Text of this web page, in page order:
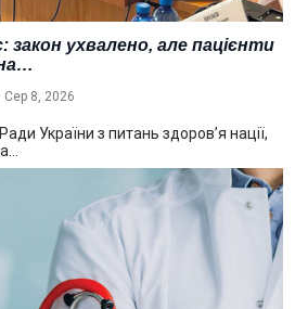
закон ухвалено, але пацієнти
Сер 8, 2026
України з питань здоров’я нації,